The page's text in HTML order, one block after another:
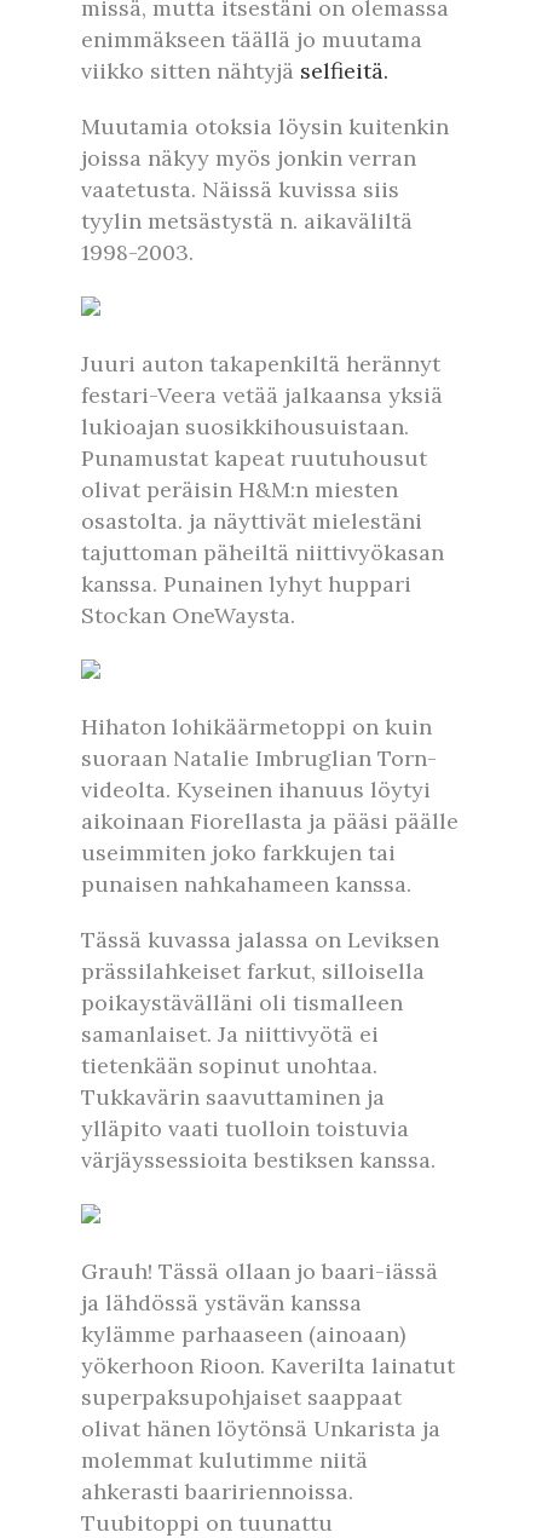
missä, mutta itsestäni on olemassa
enimmäkseen täällä jo muutama
viikko sitten nähtyjä selfieitä.
Muutamia otoksia löysin kuitenkin
joissa näkyy myös jonkin verran
vaatetusta. Näissä kuvissa siis
tyylin metsästystä n. aikaväliltä
1998-2003.
Juuri auton takapenkiltä herännyt
festari-Veera vetää jalkaansa yksiä
lukioajan suosikkihousuistaan.
Punamustat kapeat ruutuhousut
olivat peräisin H&M:n miesten
osastolta. ja näyttivät mielestäni
tajuttoman päheiltä niittivyökasan
kanssa. Punainen lyhyt huppari
Stockan OneWaysta.
Hihaton lohikäärmetoppi on kuin
suoraan Natalie Imbruglian Torn-
videolta. Kyseinen ihanuus löytyi
aikoinaan Fiorellasta ja pääsi päälle
useimmiten joko farkkujen tai
punaisen nahkahameen kanssa.
Tässä kuvassa jalassa on Leviksen
prässilahkeiset farkut, silloisella
poikaystävälläni oli tismalleen
samanlaiset. Ja niittivyötä ei
tietenkään sopinut unohtaa.
Tukkavärin saavuttaminen ja
ylläpito vaati tuolloin toistuvia
värjäyssessioita bestiksen kanssa.
Grauh! Tässä ollaan jo baari-iässä
ja lähdössä ystävän kanssa
kylämme parhaaseen (ainoaan)
yökerhoon Rioon. Kaverilta lainatut
superpaksupohjaiset saappaat
olivat hänen löytönsä Unkarista ja
molemmat kulutimme niitä
ahkerasti baaririennoissa.
Tuubitoppi on tuunattu